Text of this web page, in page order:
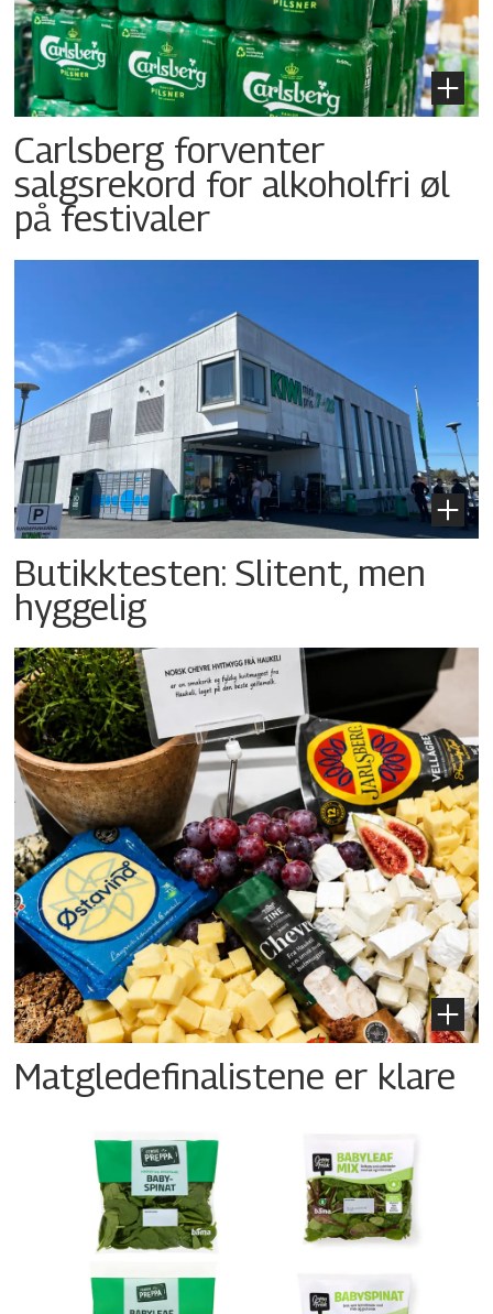
Carlsberg forventer
salgsrekord for alkoholfri øl
på festivaler
Butikktesten: Slitent, men
hyggelig
Matgledefinalistene er klare